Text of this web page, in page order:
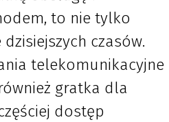
to nie tylko
czasów.
telekomunikacyjne
gratka dla
dostęp